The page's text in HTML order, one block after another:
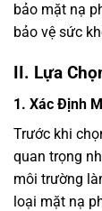
bảo mặt nạ
bảo vệ sức
II. Lựa
1. Xác Định
Trước khi
quan trọng
môi trường
loại mặt nạ